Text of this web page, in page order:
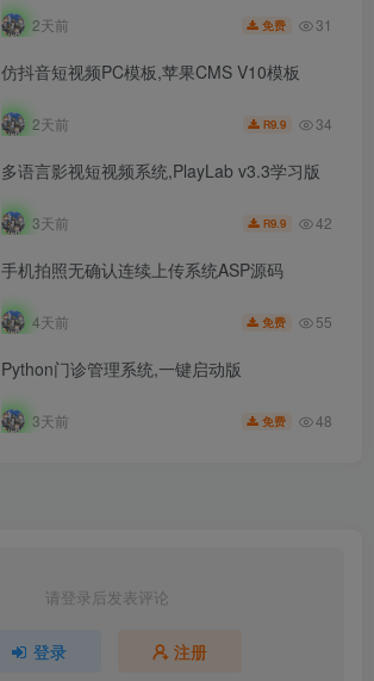
2天前 免费 31
仿抖音短视频PC模板,苹果CMS V10模板
2天前 R9.9 34
多语言影视短视频系统,PlayLab v3.3学习版
3天前 R9.9 42
手机拍照无确认连续上传系统ASP源码
4天前 免费 55
Python门诊管理系统,一键启动版
3天前 免费 48
请登录后发表评论
登录 注册